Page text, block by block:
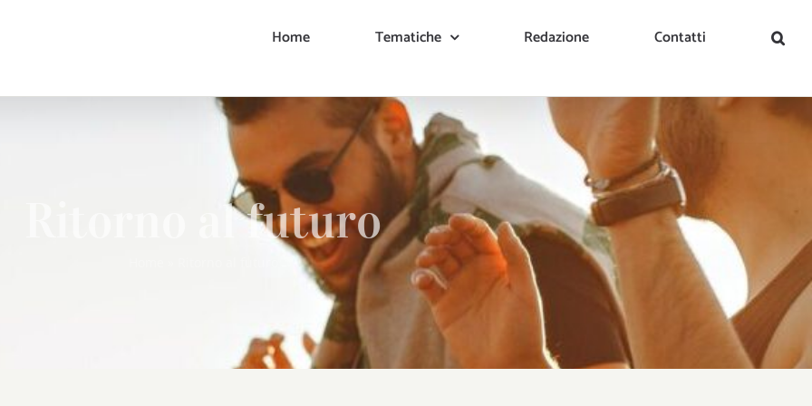
Home Tematiche Redazione Contatti
Ritorno al futuro